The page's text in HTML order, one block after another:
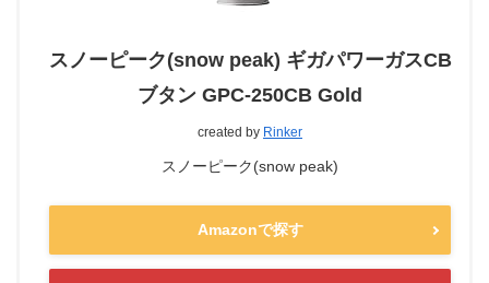
スノーピーク(snow peak) ギガパワーガスCB
ブタン GPC-250CB Gold
created by Rinker
スノーピーク(snow peak)
Amazonで探す